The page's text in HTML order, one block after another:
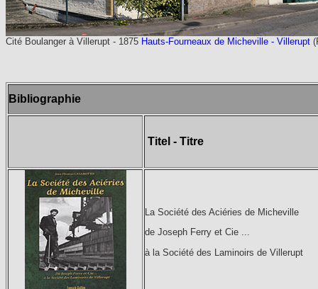
Cité Boulanger à Villerupt - 1875 Hauts-Fourneaux de Micheville - Villerupt
Bibliographie
Titel - Titre
La Société des Aciéries de Micheville
de Joseph Ferry et Cie ...
à la Société des Laminoirs de Villerupt